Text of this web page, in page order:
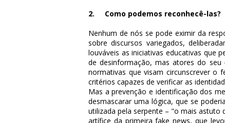
2. Como podemos reconhecê-las?
Nenhum de nós se pode eximir da
sobre discursos variegados,
louváveis as iniciativas educativas que
de desinformação, mas atores do seu
normativas que visam circunscrever o
critérios capazes de verificar as
Mas a prevenção e identificação dos
desmascarar uma lógica, que se
utilizada pela serpente – "o mais astuto
artífice da primeirafake news, que